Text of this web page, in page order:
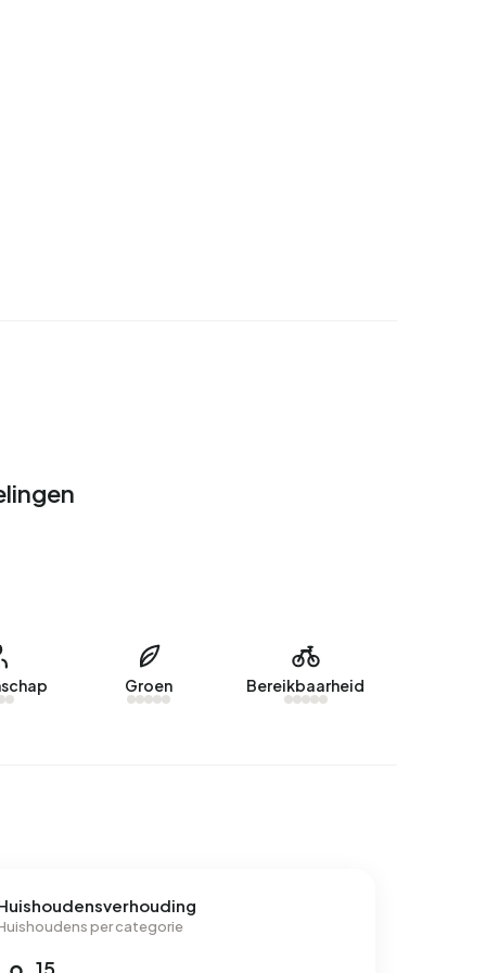
Groen Bereikbaarheid
per categorie